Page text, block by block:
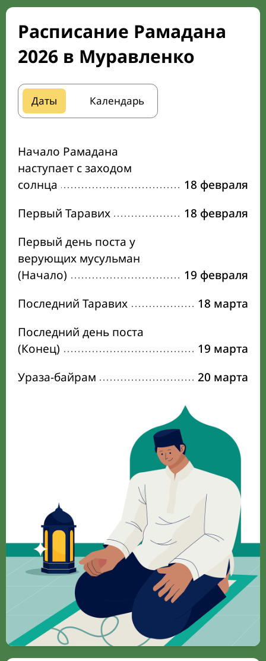
Расписание Рамадана
2026 в Муравленко
Даты Календарь
Начало Рамадана
наступает с заходом
солнца
18 февраля
Первый Таравих
18 февраля
Первый день поста у
верующих мусульман
(Начало)
19 февраля
Последний Таравих
18 марта
Последний день поста
(Конец)
19 марта
Ураза-байрам
20 марта